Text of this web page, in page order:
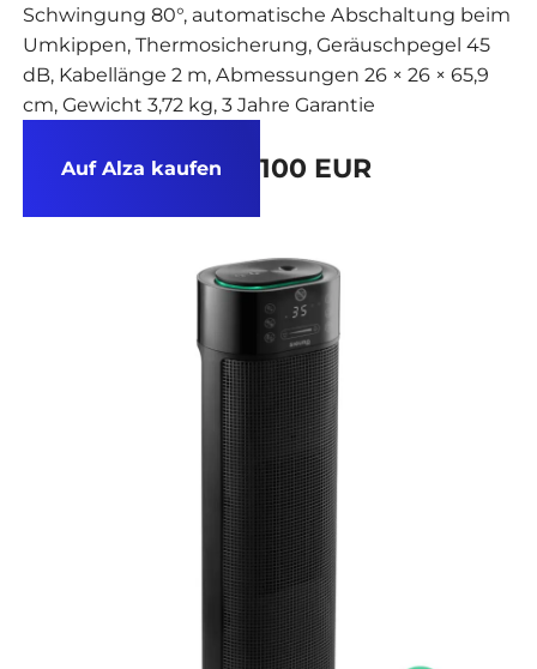
Schwingung 80°, automatische Abschaltung beim
Umkippen, Thermosicherung, Geräuschpegel 45
dB, Kabellänge 2 m, Abmessungen 26 × 26 × 65,9
cm, Gewicht 3,72 kg, 3 Jahre Garantie
Auf Alza kaufen 100 EUR